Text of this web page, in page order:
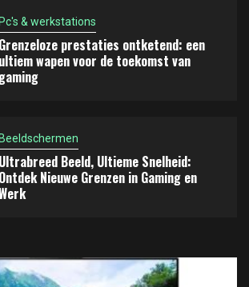
Pc's & werkstations
Grenzeloze prestaties ontketend: een
ultiem wapen voor de toekomst van
gaming
Beeldschermen
Ultrabreed Beeld, Ultieme Snelheid:
Ontdek Nieuwe Grenzen in Gaming en